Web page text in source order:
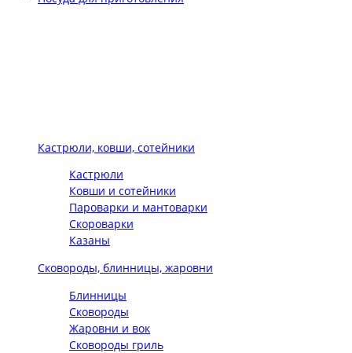
Кастрюли, ковши, сотейники
Кастрюли
Ковши и сотейники
Пароварки и мантоварки
Скороварки
Казаны
Сковороды, блинницы, жаровни
Блинницы
Сковороды
Жаровни и вок
Сковороды гриль